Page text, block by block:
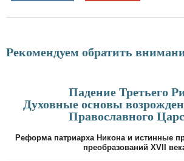
Рекомендуем обратить
Падение Третьего
Духовные основы
Православного
Реформа патриарха Никона и истинные
преобразований XVII